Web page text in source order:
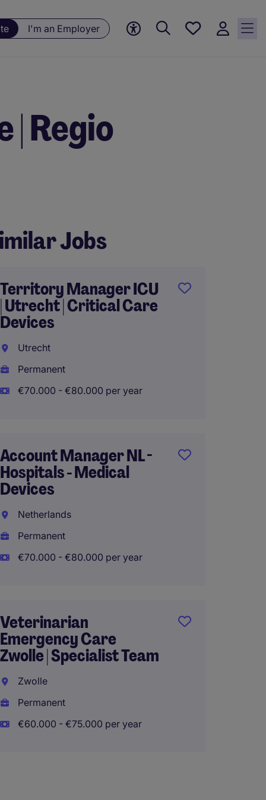
I'm an Employer
Save
Regio
Jobs
Territory Manager ICU
| Utrecht | Critical Care
Devices
Utrecht
Permanent
€70.000 - €80.000 per year
Account Manager NL -
Hospitals - Medical
Devices
Netherlands
Permanent
€70.000 - €80.000 per year
Veterinarian
Emergency Care
Zwolle | Specialist Team
Zwolle
Permanent
€60.000 - €75.000 per year